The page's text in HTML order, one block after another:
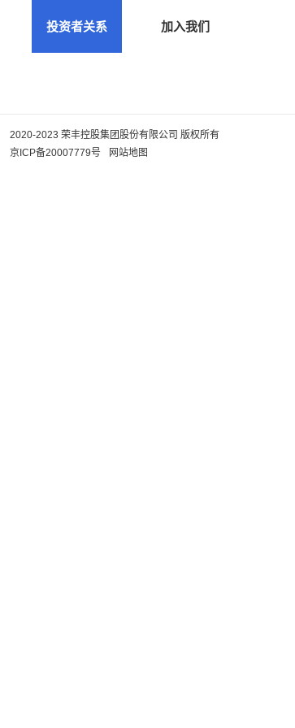
投资者关系 加入我们
2020-2023 荣丰控股集团股份有限公司 版权所有
京ICP备20007779号
网站地图